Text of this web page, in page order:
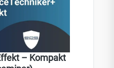
– Kompakt